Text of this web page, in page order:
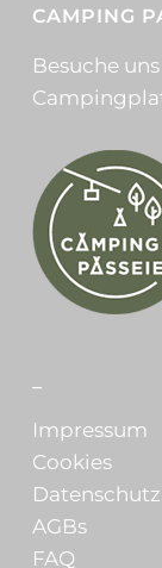
CAMPING
Besuche
Impressum
Cookies
Datenschutz
AGBs
FAQ